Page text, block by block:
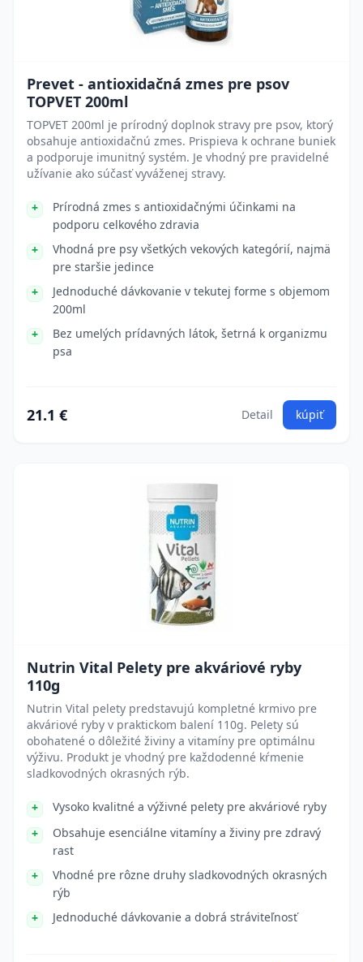
Prevet - antioxidačná zmes pre psov
TOPVET 200ml
TOPVET 200ml je prírodný doplnok stravy pre psov, ktorý
obsahuje antioxidačnú zmes. Prispieva k ochrane buniek
a podporuje imunitný systém. Je vhodný pre pravidelné
užívanie ako súčasť vyváženej stravy.
Prírodná zmes s antioxidačnými účinkami na
podporu celkového zdravia
Vhodná pre psy všetkých vekových kategórií, najmä
pre staršie jedince
Jednoduché dávkovanie v tekutej forme s objemom
200ml
Bez umelých prídavných látok, šetrná k organizmu
psa
21.1 € Detail kúpiť
Nutrin Vital Pelety pre akváriové ryby
110g
Nutrin Vital pelety predstavujú kompletné krmivo pre
akváriové ryby v praktickom balení 110g. Pelety sú
obohatené o dôležité živiny a vitamíny pre optimálnu
výživu. Produkt je vhodný pre každodenné kŕmenie
sladkovodných okrasných rýb.
Vysoko kvalitné a výživné pelety pre akváriové ryby
Obsahuje esenciálne vitamíny a živiny pre zdravý
rast
Vhodné pre rôzne druhy sladkovodných okrasných
rýb
Jednoduché dávkovanie a dobrá stráviteľnosť